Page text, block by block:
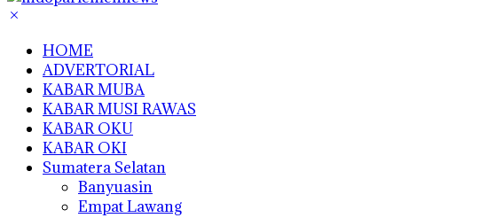
HOME
ADVERTORIAL
KABAR MUBA
KABAR MUSI RAWAS
KABAR OKU
KABAR OKI
Sumatera Selatan
Banyuasin
Empat Lawang